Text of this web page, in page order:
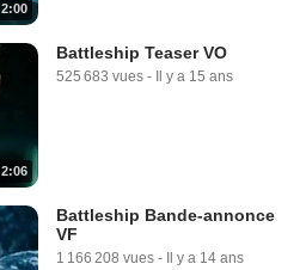
2:00
2:06
Battleship Teaser VO
525 683 vues - Il y a 15 ans
Battleship Bande-annonce
VF
1 166 208 vues - Il y a 14 ans